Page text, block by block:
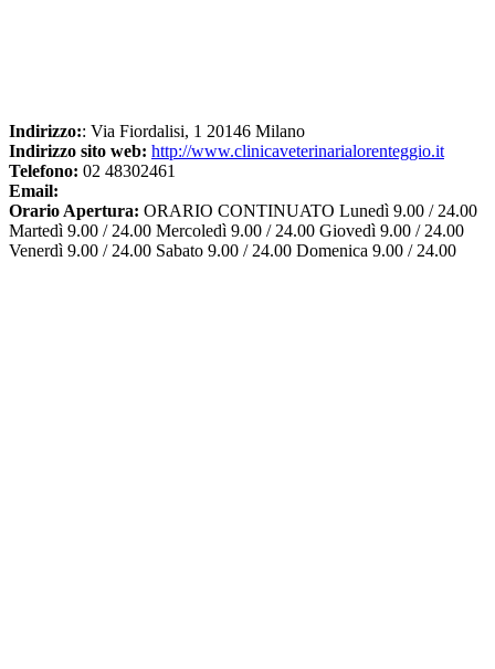
Indirizzo:: Via Fiordalisi, 1 20146 Milano
Indirizzo sito web: http://www.clinicaveterinarialorenteggio.it
Telefono: 02 48302461
Email:
Orario Apertura: ORARIO CONTINUATO Lunedì 9.00 / 24.00
Martedì 9.00 / 24.00 Mercoledì 9.00 / 24.00 Giovedì 9.00 / 24.00
Venerdì 9.00 / 24.00 Sabato 9.00 / 24.00 Domenica 9.00 / 24.00